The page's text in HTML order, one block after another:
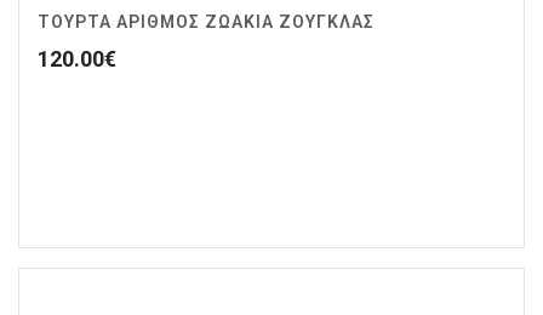
ΤΟΥΡΤΑ ΑΡΙΘΜΟΣ ΖΩΆΚΙΑ ΖΟΥΓΚΛΑΣ
120.00€